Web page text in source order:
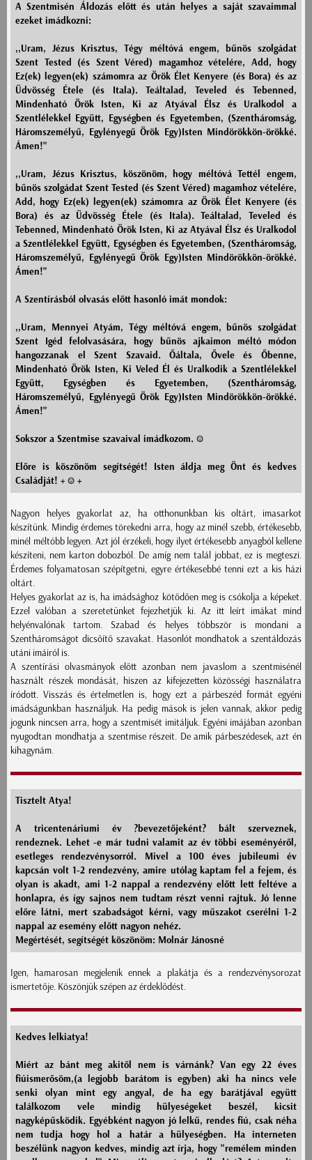
A Szentmisén Áldozás előtt és után helyes a saját szavaimmal
ezeket imádkozni:
,,Uram, Jézus Krisztus, Tégy méltóvá engem, bűnös szolgádat
Szent Tested (és Szent Véred) magamhoz vételére, Add, hogy
Ez(ek) legyen(ek) számomra az Örök Élet Kenyere (és Bora) és az
Üdvösség Étele (és Itala). Teáltalad, Teveled és Tebenned,
Mindenható Örök Isten, Ki az Atyával Élsz és Uralkodol a
Szentlélekkel Együtt, Egységben és Egyetemben, (Szentháromság,
Háromszemélyű, Egylényegű Örök Egy)Isten Mindörökkön-örökké.
Ámen!"
,,Uram, Jézus Krisztus, köszönöm, hogy méltóvá Tettél engem,
bűnös szolgádat Szent Tested (és Szent Véred) magamhoz vételére,
Add, hogy Ez(ek) legyen(ek) számomra az Örök Élet Kenyere (és
Bora) és az Üdvösség Étele (és Itala). Teáltalad, Teveled és
Tebenned, Mindenható Örök Isten, Ki az Atyával Élsz és Uralkodol
a Szentlélekkel Együtt, Egységben és Egyetemben, (Szentháromság,
Háromszemélyű, Egylényegű Örök Egy)Isten Mindörökkön-örökké.
Ámen!"
A Szentírásból olvasás előtt hasonló imát mondok:
,,Uram, Mennyei Atyám, Tégy méltóvá engem, bűnös szolgádat
Szent Igéd felolvasására, hogy bűnös ajkaimon méltó módon
hangozzanak el Szent Szavaid. Őáltala, Ővele és Őbenne,
Mindenható Örök Isten, Ki Veled Él és Uralkodik a Szentlélekkel
Együtt, Egységben és Egyetemben, (Szentháromság,
Háromszemélyű, Egylényegű Örök Egy)Isten Mindörökkön-örökké.
Ámen!"
Sokszor a Szentmise szavaival imádkozom. :-)
Előre is köszönöm segítségét! Isten áldja meg Önt és kedves
Családját! + :-) +
Nagyon helyes gyakorlat az, ha otthonunkban kis oltárt, imasarkot
készítünk. Mindig érdemes törekedni arra, hogy az minél szebb, értékesebb,
minél méltóbb legyen. Azt jól érzékeli, hogy ilyet értékesebb anyagból kellene
készíteni, nem karton dobozból. De amíg nem talál jobbat, ez is megteszi.
Érdemes folyamatosan szépítgetni, egyre értékesebbé tenni ezt a kis házi
oltárt.
Helyes gyakorlat az is, ha imádsághoz kötődően meg is csókolja a képeket.
Ezzel valóban a szeretetünket fejezhetjük ki. Az itt leírt imákat mind
helyénvalónak tartom. Szabad és helyes többször is mondani a
Szentháromságot dicsőítő szavakat. Hasonlót mondhatok a szentáldozás
utáni imáiról is.
A szentírási olvasmányok előtt azonban nem javaslom a szentmisénél
használt részek mondását, hiszen az kifejezetten közösségi használatra
íródott. Visszás és értelmetlen is, hogy ezt a párbeszéd formát egyéni
imádságunkban használjuk. Ha pedig mások is jelen vannak, akkor pedig
jogunk nincsen arra, hogy a szentmisét imitáljuk. Egyéni imájában azonban
nyugodtan mondhatja a szentmise részeit. De amik párbeszédesek, azt én
kihagynám.
Tisztelt Atya!
A tricentenáriumi év ?bevezetőjeként? bált szerveznek,
rendeznek. Lehet -e már tudni valamit az év többi eseményéről,
esetleges rendezvénysorról. Mivel a 100 éves jubileumi év
kapcsán volt 1-2 rendezvény, amire utólag kaptam fel a fejem, és
olyan is akadt, ami 1-2 nappal a rendezvény előtt lett feltéve a
honlapra, és így sajnos nem tudtam részt venni rajtuk. Jó lenne
előre látni, mert szabadságot kérni, vagy műszakot cserélni 1-2
nappal az esemény előtt nagyon nehéz.
Megértését, segítségét köszönöm: Molnár Jánosné
Igen, hamarosan megjelenik ennek a plakátja és a rendezvénysorozat
ismertetője. Köszönjük szépen az érdeklődést.
Kedves lelkiatya!
Miért az bánt meg akitől nem is várnánk? Van egy 22 éves
fiúismerősöm,(a legjobb barátom is egyben) aki ha nincs vele
senki olyan mint egy angyal, de ha egy barátjával együtt
találkozom vele mindig hülyeségeket beszél, kicsit
nagyképűsködik. Egyébként nagyon jó lelkű, rendes fiú, csak néha
nem tudja hogy hol a határ a hülyeségben. Ha interneten
beszélünk nagyon kedves, mindig azt írja, hogy "remélem minden